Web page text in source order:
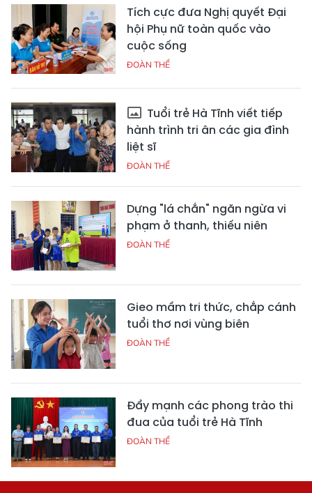
Tích cực đưa Nghị quyết Đại
hội Phụ nữ toàn quốc vào
cuộc sống
ĐOÀN THỂ
Tuổi trẻ Hà Tĩnh viết tiếp
hành trình tri ân các gia đình
liệt sĩ
ĐOÀN THỂ
Dựng "lá chắn" ngăn ngừa vi
phạm ở thanh, thiếu niên
ĐOÀN THỂ
Gieo mầm tri thức, chắp cánh
tuổi thơ nơi vùng biên
ĐOÀN THỂ
Đẩy mạnh các phong trào thi
đua của tuổi trẻ Hà Tĩnh
ĐOÀN THỂ